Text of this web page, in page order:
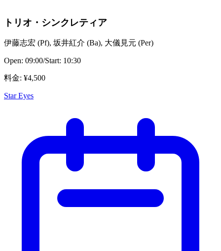
トリオ・シンクレティア
伊藤志宏 (Pf), 坂井紅介 (Ba), 大儀見元 (Per)
Open: 09:00/Start: 10:30
料金: ¥4,500
Star Eyes